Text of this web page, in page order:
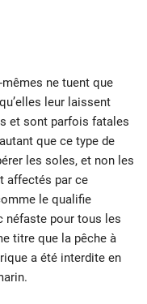
ne tuent que
leur laissent
et sont parfois fatales
que ce type de
les soles, et non les
affectés par ce
le qualifie
néfaste pour tous les
titre que la pêche à
a été interdite en